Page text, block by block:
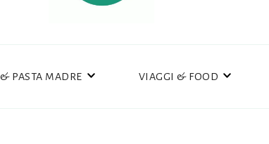
PASTA MADRE VIAGGI & FOOD